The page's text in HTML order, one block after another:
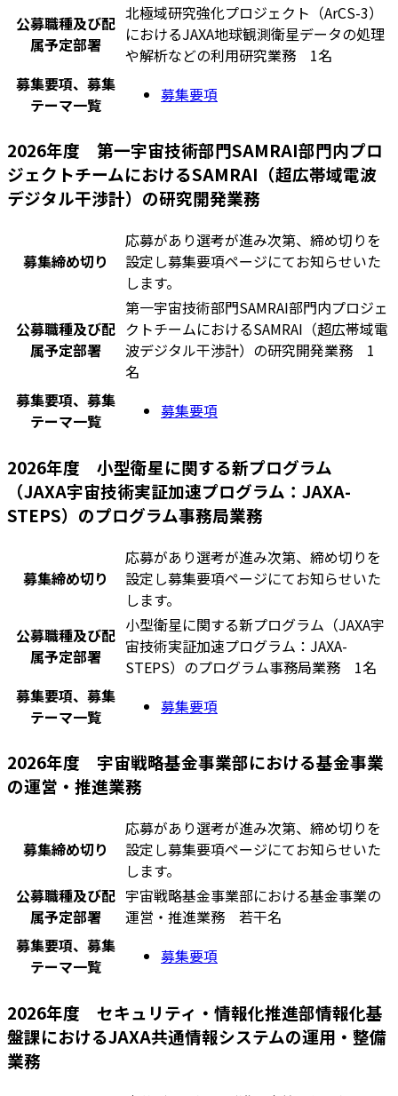
公募職種及び配
属予定部署
北極域研究強化プロジェクト（ArCS-3）
におけるJAXA地球観測衛星データの処理
や解析などの利用研究業務 1名
募集要項、募集
テーマ一覧
募集要項
2026年度 第一宇宙技術部門SAMRAI部門内プロ
ジェクトチームにおけるSAMRAI（超広帯域電波
デジタル干渉計）の研究開発業務
募集締め切り
応募があり選考が進み次第、締め切りを
設定し募集要項ページにてお知らせいた
します。
公募職種及び配
属予定部署
第一宇宙技術部門SAMRAI部門内プロジェ
クトチームにおけるSAMRAI（超広帯域電
波デジタル干渉計）の研究開発業務 1
名
募集要項、募集
テーマ一覧
募集要項
2026年度 小型衛星に関する新プログラム
（JAXA宇宙技術実証加速プログラム：JAXA-
STEPS）のプログラム事務局業務
募集締め切り
応募があり選考が進み次第、締め切りを
設定し募集要項ページにてお知らせいた
します。
公募職種及び配
属予定部署
小型衛星に関する新プログラム（JAXA宇
宙技術実証加速プログラム：JAXA-
STEPS）のプログラム事務局業務 1名
募集要項、募集
テーマ一覧
募集要項
2026年度 宇宙戦略基金事業部における基金事業
の運営・推進業務
募集締め切り
応募があり選考が進み次第、締め切りを
設定し募集要項ページにてお知らせいた
します。
公募職種及び配
属予定部署
宇宙戦略基金事業部における基金事業の
運営・推進業務 若干名
募集要項、募集
テーマ一覧
募集要項
2026年度 セキュリティ・情報化推進部情報化基
盤課におけるJAXA共通情報システムの運用・整備
業務